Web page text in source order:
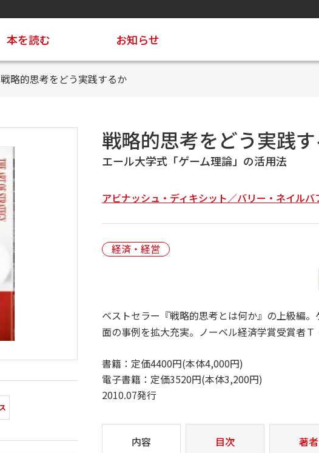
本を読む お知らせ
戦略的思考をどう実践するか
戦略的思考をどう実践
エール大学式「ゲーム理論」の活用法
アビナッシュ・ディキシット／バリー・ネイルバ
経済・経営
ベストセラー『戦略的思考とは何か』の上級編
面の事例を拡大充実。ノーベル経済学賞受賞者Ｔ
書籍：定価4400円(本体4,000円)
電子書籍：定価3520円(本体3,200円)
2010.07発行
内容 目次 著者